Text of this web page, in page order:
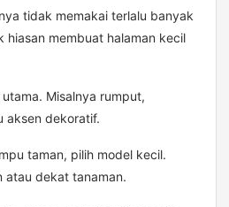
tidak memakai terlalu banyak
hiasan membuat halaman kecil
Misalnya rumput,
aksen dekoratif.
taman, pilih model kecil.
atau dekat tanaman.